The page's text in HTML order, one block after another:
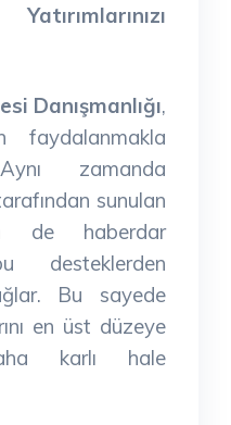
Danışmanlığı,
faydalanmakla
zamanda
sunulan
de haberdar
desteklerden
Bu sayede
en üst düzeye
karlı hale